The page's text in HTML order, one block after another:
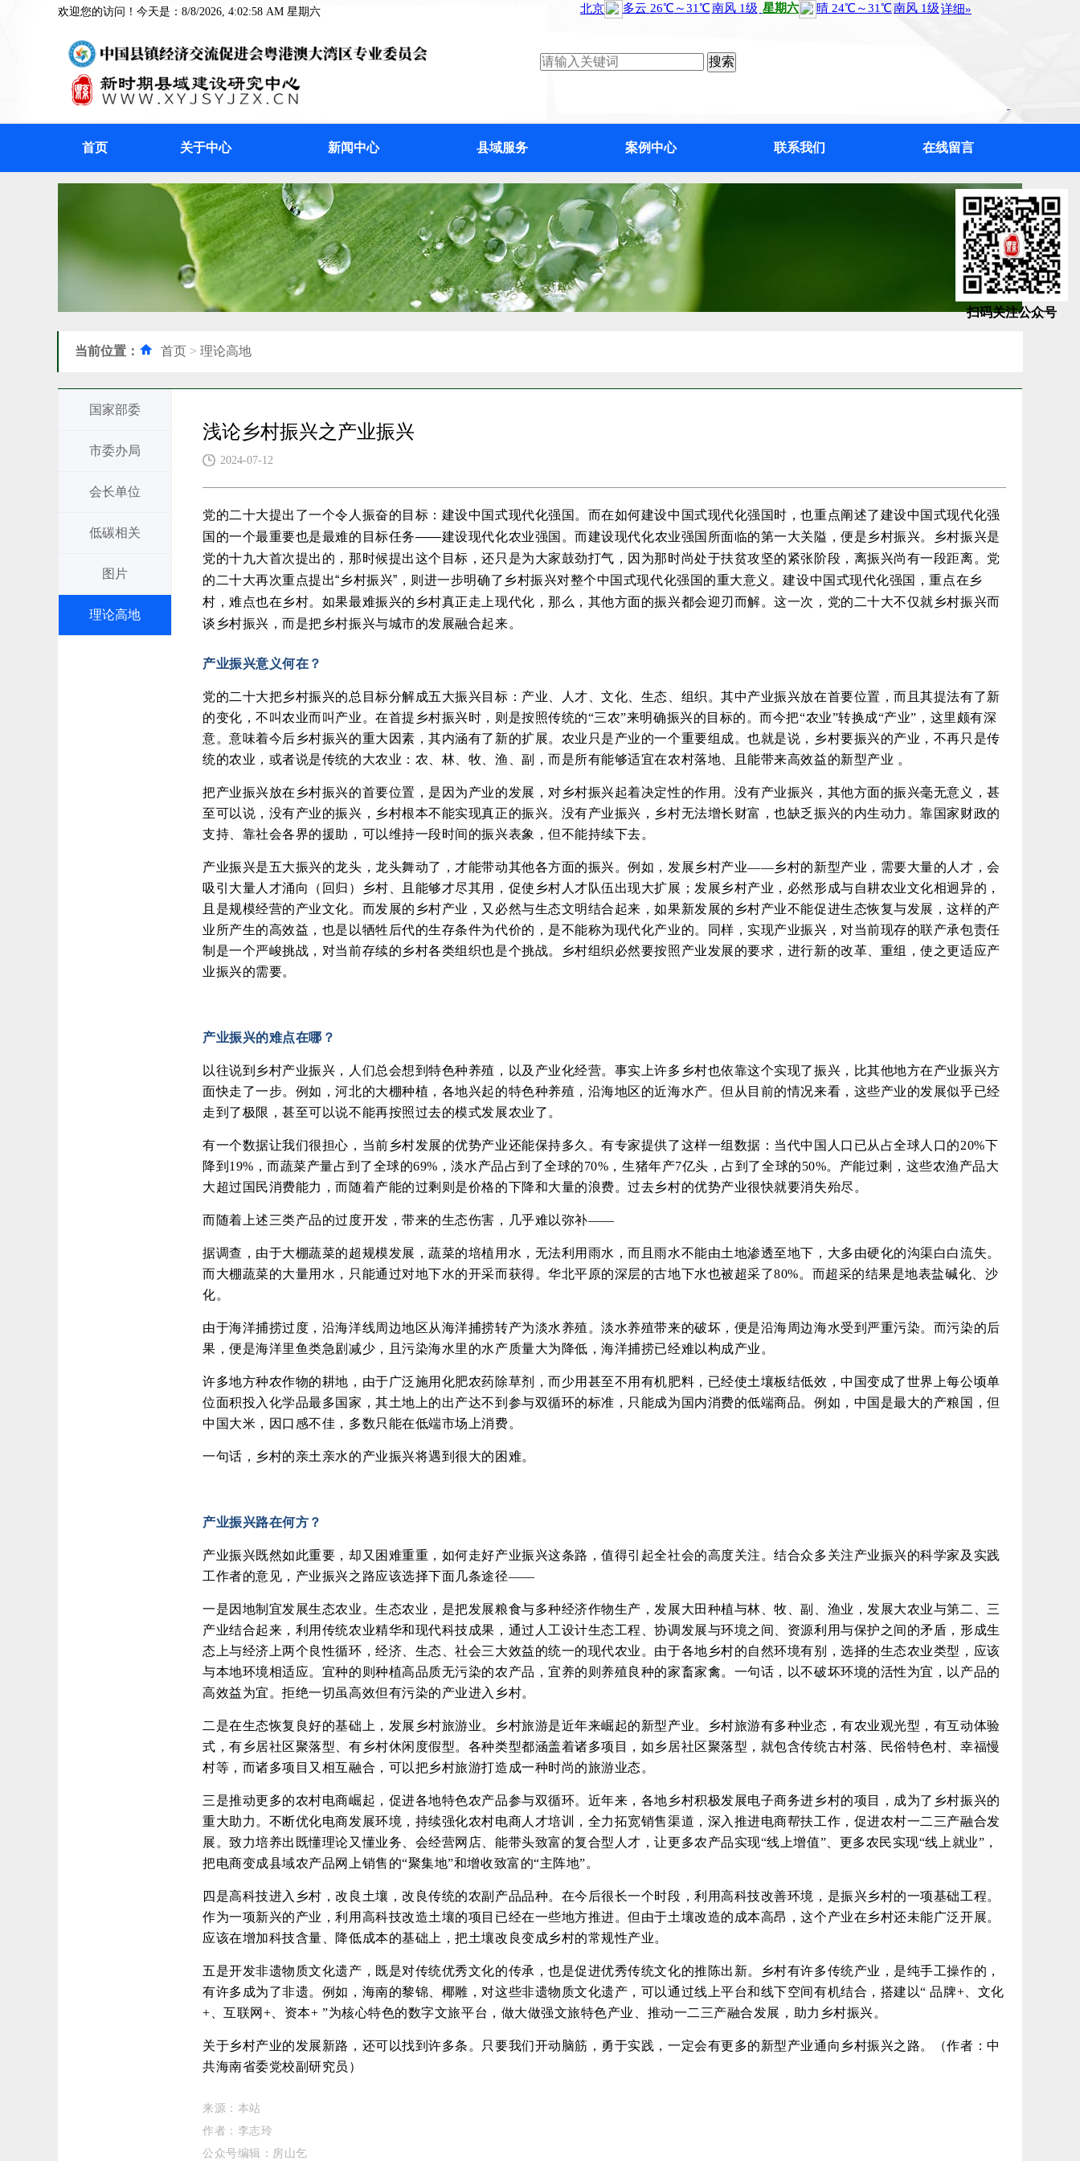
欢迎您的访问！今天是：8/8/2026, 4:02:59 AM 星期六
首页 关于中心 新闻中心 县域服务 案例中心 联系我们 在线留言
当前位置： 首页 > 理论高地
国家部委
市委办局
会长单位
低碳相关
图片
理论高地
浅论乡村振兴之产业振兴
2024-07-12
党的二十大提出了一个令人振奋的目标：建设中国式现代化强国。而在如何建设中国式现代化强国时，也重点阐述了建设中国式现代化强
国的一个最重要也是最难的目标任务——建设现代化农业强国。而建设现代化农业强国所面临的第一大关隘，便是乡村振兴。乡村振兴是
党的十九大首次提出的，那时候提出这个目标，还只是为大家鼓劲打气，因为那时尚处于扶贫攻坚的紧张阶段，离振兴尚有一段距离。党
的二十大再次重点提出“乡村振兴”，则进一步明确了乡村振兴对整个中国式现代化强国的重大意义。建设中国式现代化强国，重点在乡
村，难点也在乡村。如果最难振兴的乡村真正走上现代化，那么，其他方面的振兴都会迎刃而解。这一次，党的二十大不仅就乡村振兴而
谈乡村振兴，而是把乡村振兴与城市的发展融合起来。
产业振兴意义何在？
党的二十大把乡村振兴的总目标分解成五大振兴目标：产业、人才、文化、生态、组织。其中产业振兴放在首要位置，而且其提法有了新
的变化，不叫农业而叫产业。在首提乡村振兴时，则是按照传统的“三农”来明确振兴的目标的。而今把“农业”转换成“产业”，这里颇有深
意。意味着今后乡村振兴的重大因素，其内涵有了新的扩展。农业只是产业的一个重要组成。也就是说，乡村要振兴的产业，不再只是传
统的农业，或者说是传统的大农业：农、林、牧、渔、副，而是所有能够适宜在农村落地、且能带来高效益的新型产业 。
把产业振兴放在乡村振兴的首要位置，是因为产业的发展，对乡村振兴起着决定性的作用。没有产业振兴，其他方面的振兴毫无意义，甚
至可以说，没有产业的振兴，乡村根本不能实现真正的振兴。没有产业振兴，乡村无法增长财富，也缺乏振兴的内生动力。靠国家财政的
支持、靠社会各界的援助，可以维持一段时间的振兴表象，但不能持续下去。
产业振兴是五大振兴的龙头，龙头舞动了，才能带动其他各方面的振兴。例如，发展乡村产业——乡村的新型产业，需要大量的人才，会
吸引大量人才涌向（回归）乡村、且能够才尽其用，促使乡村人才队伍出现大扩展；发展乡村产业，必然形成与自耕农业文化相迥异的，
且是规模经营的产业文化。而发展的乡村产业，又必然与生态文明结合起来，如果新发展的乡村产业不能促进生态恢复与发展，这样的产
业所产生的高效益，也是以牺牲后代的生存条件为代价的，是不能称为现代化产业的。同样，实现产业振兴，对当前现存的联产承包责任
制是一个严峻挑战，对当前存续的乡村各类组织也是个挑战。乡村组织必然要按照产业发展的要求，进行新的改革、重组，使之更适应产
业振兴的需要。
产业振兴的难点在哪？
以往说到乡村产业振兴，人们总会想到特色种养殖，以及产业化经营。事实上许多乡村也依靠这个实现了振兴，比其他地方在产业振兴方
面快走了一步。例如，河北的大棚种植，各地兴起的特色种养殖，沿海地区的近海水产。但从目前的情况来看，这些产业的发展似乎已经
走到了极限，甚至可以说不能再按照过去的模式发展农业了。
有一个数据让我们很担心，当前乡村发展的优势产业还能保持多久。有专家提供了这样一组数据：当代中国人口已从占全球人口的20%下
降到19%，而蔬菜产量占到了全球的69%，淡水产品占到了全球的70%，生猪年产7亿头，占到了全球的50%。产能过剩，这些农渔产品大
大超过国民消费能力，而随着产能的过剩则是价格的下降和大量的浪费。过去乡村的优势产业很快就要消失殆尽。
而随着上述三类产品的过度开发，带来的生态伤害，几乎难以弥补——
据调查，由于大棚蔬菜的超规模发展，蔬菜的培植用水，无法利用雨水，而且雨水不能由土地渗透至地下，大多由硬化的沟渠白白流失。
而大棚蔬菜的大量用水，只能通过对地下水的开采而获得。华北平原的深层的古地下水也被超采了80%。而超采的结果是地表盐碱化、沙
化。
由于海洋捕捞过度，沿海洋线周边地区从海洋捕捞转产为淡水养殖。淡水养殖带来的破坏，便是沿海周边海水受到严重污染。而污染的后
果，便是海洋里鱼类急剧减少，且污染海水里的水产质量大为降低，海洋捕捞已经难以构成产业。
许多地方种农作物的耕地，由于广泛施用化肥农药除草剂，而少用甚至不用有机肥料，已经使土壤板结低效，中国变成了世界上每公顷单
位面积投入化学品最多国家，其土地上的出产达不到参与双循环的标准，只能成为国内消费的低端商品。例如，中国是最大的产粮国，但
中国大米，因口感不佳，多数只能在低端市场上消费。
一句话，乡村的亲土亲水的产业振兴将遇到很大的困难。
产业振兴路在何方？
产业振兴既然如此重要，却又困难重重，如何走好产业振兴这条路，值得引起全社会的高度关注。结合众多关注产业振兴的科学家及实践
工作者的意见，产业振兴之路应该选择下面几条途径——
一是因地制宜发展生态农业。生态农业，是把发展粮食与多种经济作物生产，发展大田种植与林、牧、副、渔业，发展大农业与第二、三
产业结合起来，利用传统农业精华和现代科技成果，通过人工设计生态工程、协调发展与环境之间、资源利用与保护之间的矛盾，形成生
态上与经济上两个良性循环，经济、生态、社会三大效益的统一的现代农业。由于各地乡村的自然环境有别，选择的生态农业类型，应该
与本地环境相适应。宜种的则种植高品质无污染的农产品，宜养的则养殖良种的家畜家禽。一句话，以不破坏环境的活性为宜，以产品的
高效益为宜。拒绝一切虽高效但有污染的产业进入乡村。
二是在生态恢复良好的基础上，发展乡村旅游业。乡村旅游是近年来崛起的新型产业。乡村旅游有多种业态，有农业观光型，有互动体验
式，有乡居社区聚落型、有乡村休闲度假型。各种类型都涵盖着诸多项目，如乡居社区聚落型，就包含传统古村落、民俗特色村、幸福慢
村等，而诸多项目又相互融合，可以把乡村旅游打造成一种时尚的旅游业态。
三是推动更多的农村电商崛起，促进各地特色农产品参与双循环。近年来，各地乡村积极发展电子商务进乡村的项目，成为了乡村振兴的
重大助力。不断优化电商发展环境，持续强化农村电商人才培训，全力拓宽销售渠道，深入推进电商帮扶工作，促进农村一二三产融合发
展。致力培养出既懂理论又懂业务、会经营网店、能带头致富的复合型人才，让更多农产品实现“线上增值”、更多农民实现“线上就业”，
把电商变成县域农产品网上销售的“聚集地”和增收致富的“主阵地”。
四是高科技进入乡村，改良土壤，改良传统的农副产品品种。在今后很长一个时段，利用高科技改善环境，是振兴乡村的一项基础工程。
作为一项新兴的产业，利用高科技改造土壤的项目已经在一些地方推进。但由于土壤改造的成本高昂，这个产业在乡村还未能广泛开展。
应该在增加科技含量、降低成本的基础上，把土壤改良变成乡村的常规性产业。
五是开发非遗物质文化遗产，既是对传统优秀文化的传承，也是促进优秀传统文化的推陈出新。乡村有许多传统产业，是纯手工操作的，
有许多成为了非遗。例如，海南的黎锦、椰雕，对这些非遗物质文化遗产，可以通过线上平台和线下空间有机结合，搭建以“ 品牌+、文化
+、互联网+、资本+ ”为核心特色的数字文旅平台，做大做强文旅特色产业、推动一二三产融合发展，助力乡村振兴。
关于乡村产业的发展新路，还可以找到许多条。只要我们开动脑筋，勇于实践，一定会有更多的新型产业通向乡村振兴之路。（作者：中
共海南省委党校副研究员）
来源：本站
作者： 李志玲
公众号编辑：房山乞
扫码关注公众号